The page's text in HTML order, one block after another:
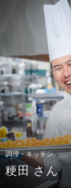
調理・キッチン
粳田 さん